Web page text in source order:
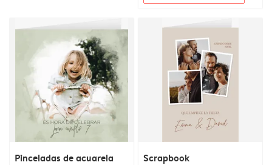
Pinceladas de acuarela Scrapbook